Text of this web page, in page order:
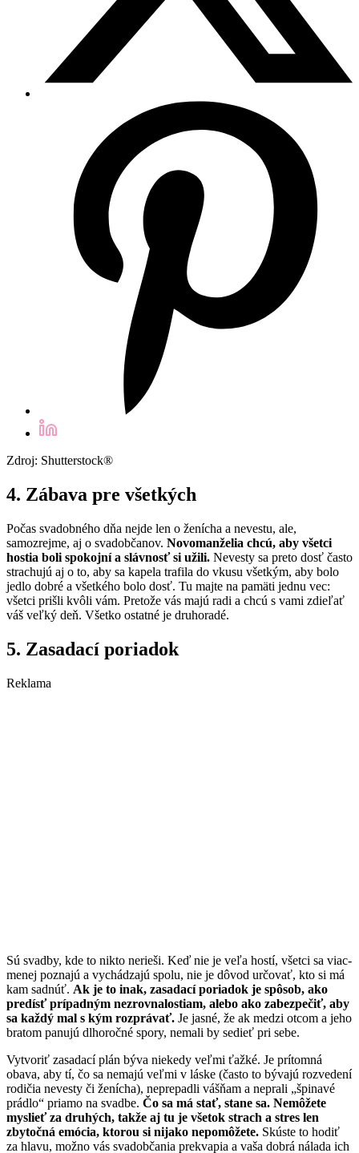
Zdroj: Shutterstock®
4. Zábava pre všetkých
Počas svadobného dňa nejde len o ženícha a nevestu, ale,
samozrejme, aj o svadobčanov. Novomanželia chcú, aby všetci
hostia boli spokojní a slávnosť si užili. Nevesty sa preto dosť často
strachujú aj o to, aby sa kapela trafila do vkusu všetkým, aby bolo
jedlo dobré a všetkého bolo dosť. Tu majte na pamäti jednu vec:
všetci prišli kvôli vám. Pretože vás majú radi a chcú s vami zdieľať
váš veľký deň. Všetko ostatné je druhoradé.
5. Zasadací poriadok
Reklama
Sú svadby, kde to nikto nerieši. Keď nie je veľa hostí, všetci sa viac-
menej poznajú a vychádzajú spolu, nie je dôvod určovať, kto si má
kam sadnúť. Ak je to inak, zasadací poriadok je spôsob, ako
predísť prípadným nezrovnalostiam, alebo ako zabezpečiť, aby
sa každý mal s kým rozprávať. Je jasné, že ak medzi otcom a jeho
bratom panujú dlhoročné spory, nemali by sedieť pri sebe.
Vytvoriť zasadací plán býva niekedy veľmi ťažké. Je prítomná
obava, aby tí, čo sa nemajú veľmi v láske (často to bývajú rozvedení
rodičia nevesty či ženícha), neprepadli vášňam a neprali „špinavé
prádlo“ priamo na svadbe. Čo sa má stať, stane sa. Nemôžete
myslieť za druhých, takže aj tu je všetok strach a stres len
zbytočná emócia, ktorou si nijako nepomôžete. Skúste to hodiť
za hlavu, možno vás svadobčania prekvapia a vaša dobrá nálada ich